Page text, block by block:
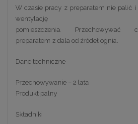
W czasie pracy z preparatem nie palić
wentylację
pomieszczenia. Przechowywać
preparatem z dala od źródeł ognia.
Dane techniczne
Przechowywanie – 2 lata
Produkt palny
Składniki